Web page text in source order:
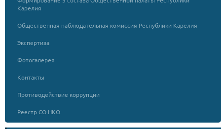
Карелия
Общественная наблюдательная комиссия Республики Карелия
Экспертиза
Фотогалерея
Контакты
Противодействие коррупции
Реестр СО НКО